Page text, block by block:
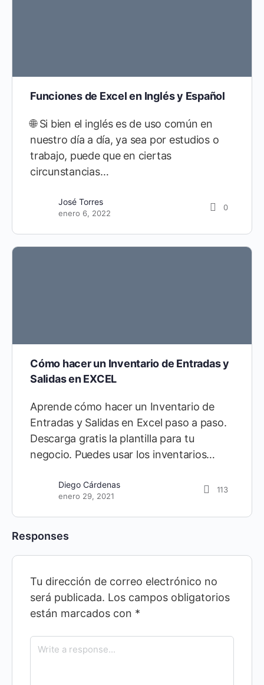
Funciones de Excel en Inglés y Español
🌐 Si bien el inglés es de uso común en
nuestro día a día, ya sea por estudios o
trabajo, puede que en ciertas
circunstancias…
José Torres
enero 6, 2022
0
Cómo hacer un Inventario de Entradas y
Salidas en EXCEL
Aprende cómo hacer un Inventario de
Entradas y Salidas en Excel paso a paso.
Descarga gratis la plantilla para tu
negocio. Puedes usar los inventarios…
Diego Cárdenas
enero 29, 2021
113
Responses
Tu dirección de correo electrónico no
será publicada. Los campos obligatorios
están marcados con *